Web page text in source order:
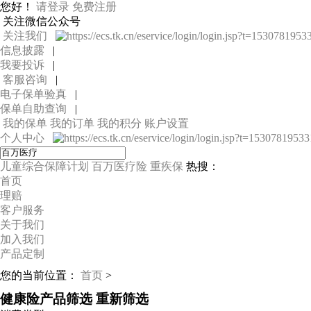
您好！ 请登录 免费注册
关注微信公众号
关注我们
信息披露 |
我要投诉 |
客服咨询 |
电子保单验真 |
保单自助查询 |
我的保单 我的订单 我的积分 账户设置
个人中心
儿童综合保障计划 百万医疗险 重疾保 热搜：
首页
理赔
客户服务
关于我们
加入我们
产品定制
您的当前位置： 首页 >
健康险产品筛选 重新筛选